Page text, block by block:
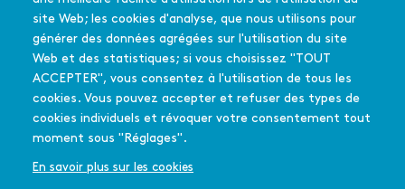
site Web; les cookies d'analyse, que nous utilisons pour
générer des données agrégées sur l'utilisation du site
Web et des statistiques; si vous choisissez "TOUT
ACCEPTER", vous consentez à l'utilisation de tous les
cookies. Vous pouvez accepter et refuser des types de
cookies individuels et révoquer votre consentement tout
moment sous "Réglages".
En savoir plus sur les cookies
Édition 2025-26
PASSEURS
D'IMAGES
En quelques mots
La déclinaison
francilienne
Menu
secondaire
L'équipe - Contact
Partenaires
Qui sommes-nous
?